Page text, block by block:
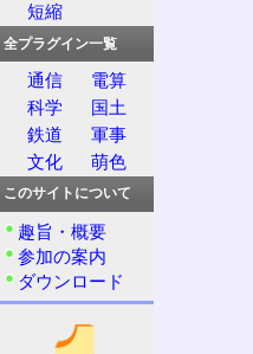
短縮
全プラグイン一覧
通信
電算
科学
国土
鉄道
軍事
文化
萌色
このサイトについて
趣旨・概要
参加の案内
ダウンロード